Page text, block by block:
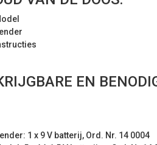
EN
1 x 9 V batterij, Ord. Nr. 14 0004